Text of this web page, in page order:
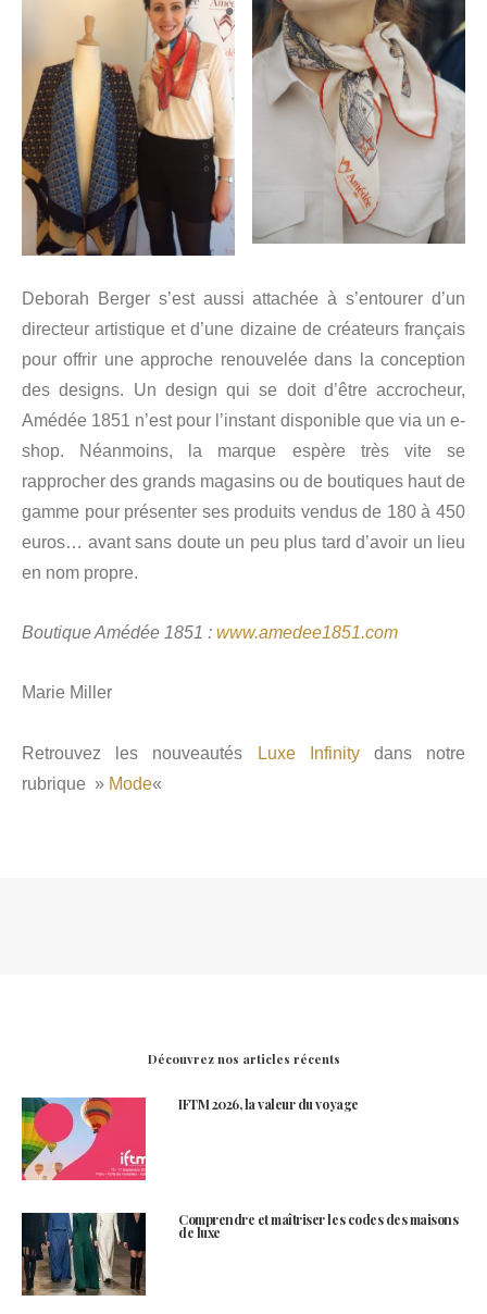
Deborah Berger s’est aussi attachée à s’entourer d’un
directeur artistique et d’une dizaine de créateurs français
pour offrir une approche renouvelée dans la conception
des designs. Un design qui se doit d’être accrocheur,
Amédée 1851 n’est pour l’instant disponible que via un e-
shop. Néanmoins, la marque espère très vite se
rapprocher des grands magasins ou de boutiques haut de
gamme pour présenter ses produits vendus de 180 à 450
euros… avant sans doute un peu plus tard d’avoir un lieu
en nom propre.
Boutique Amédée 1851 : www.amedee1851.com
Marie Miller
Retrouvez les nouveautés Luxe Infinitydans notre
rubrique » Mode«
Découvrez nos articles récents
IFTM 2026, la valeur du voyage
Comprendre et maîtriser les codes des maisons
de luxe